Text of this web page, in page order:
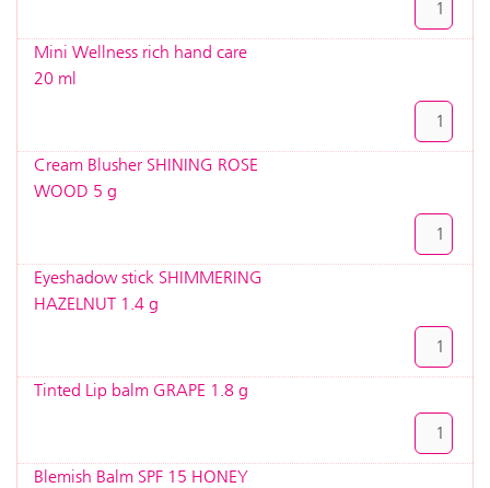
Mini Wellness rich hand care
20 ml
Cream Blusher SHINING ROSE
WOOD 5 g
Eyeshadow stick SHIMMERING
HAZELNUT 1.4 g
Tinted Lip balm GRAPE 1.8 g
Blemish Balm SPF 15 HONEY